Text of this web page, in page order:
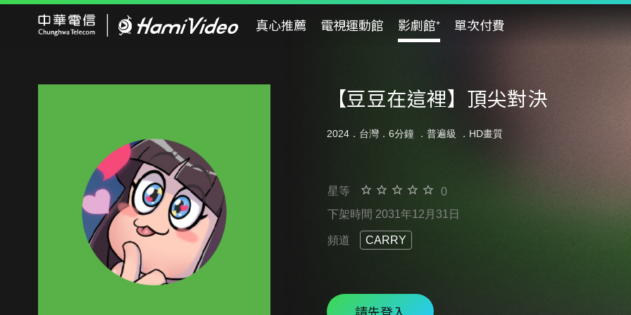
真心推薦 電視運動館 影劇館⁺ 單次付費
【豆豆在這裡】頂尖對決
2024．台灣．6分鐘 ． 普遍級 ．HD畫質
星等
0
下架時間 2031年12月31日
頻道 CARRY